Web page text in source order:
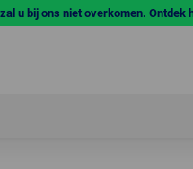
u bij ons niet overkomen.